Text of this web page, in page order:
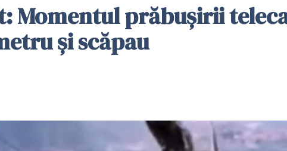
Momentul prăbușirii
și scăpau